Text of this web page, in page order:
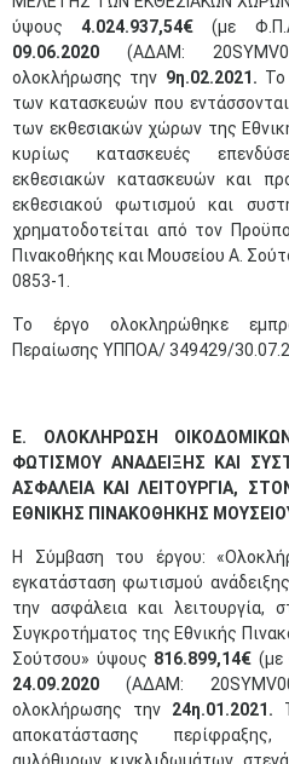
ύψους4.024.937,54€ (με
09.06.2020 (ΑΔΑΜ:
ολοκλήρωσης την 9η.02.2021.
των κατασκευών που
των εκθεσιακών χώρων της
κυρίως κατασκευές
εκθεσιακών κατασκευών και
εκθεσιακού φωτισμού και
χρηματοδοτείται από τον
Πινακοθήκης και Μουσείου Α.
0853-1.
Το έργο ολοκληρώθηκε
Περαίωσης ΥΠΠΟΑ/ 349429/
Ε. ΟΛΟΚΛΗΡΩΣΗ
ΦΩΤΙΣΜΟΥ ΑΝΑΔΕΙΞΗΣ ΚΑΙ
ΑΣΦΑΛΕΙΑ ΚΑΙ ΛΕΙΤΟΥΡΓΙΑ,
ΕΘΝΙΚΗΣ ΠΙΝΑΚΟΘΗΚΗΣ
Η Σύμβαση του έργου:
εγκατάσταση φωτισμού
την ασφάλεια και λειτουργία,
Συγκροτήματος της Εθνικής
Σούτσου» ύψους 816.899,14€ (με
24.09.2020 (ΑΔΑΜ:
ολοκλήρωσης την 24η.01.2021.
αποκατάστασης